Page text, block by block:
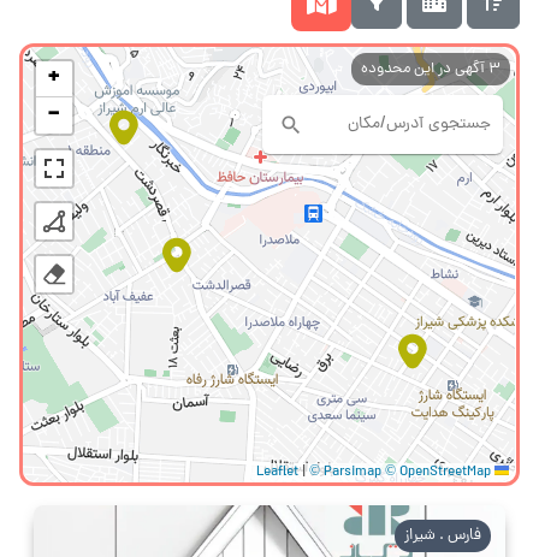
3 آگهی در این محدوده
+
−
|© Parsimap© OpenStreetMap
فارس . شیراز